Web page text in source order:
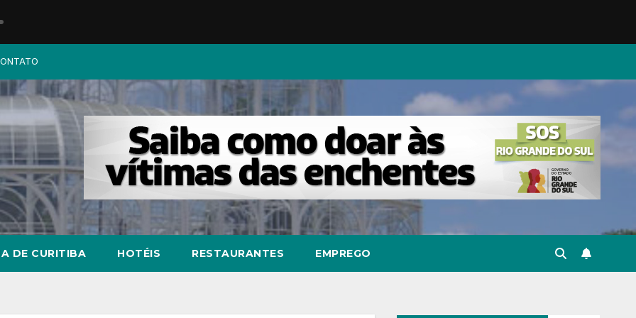
DE CURITIBA HOTÉIS RESTAURANTES EMPREGO